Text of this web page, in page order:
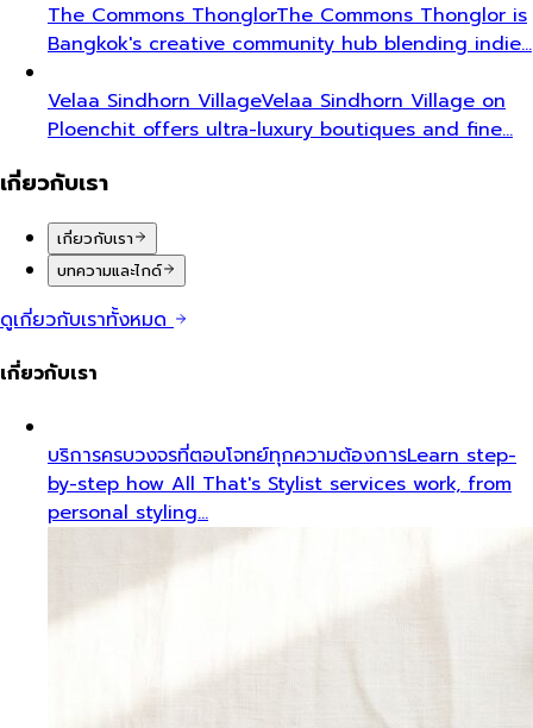
The Commons ThonglorThe Commons Thonglor is
Bangkok's creative community hub blending indie…
Velaa Sindhorn VillageVelaa Sindhorn Village on
Ploenchit offers ultra-luxury boutiques and fine…
เกี่ยวกับเรา
เกี่ยวกับเรา
บทความและไกด์
ดูเกี่ยวกับเราทั้งหมด
เกี่ยวกับเรา
บริการครบวงจรที่ตอบโจทย์ทุกความต้องการLearn step-
by-step how All That's Stylist services work, from
personal styling…